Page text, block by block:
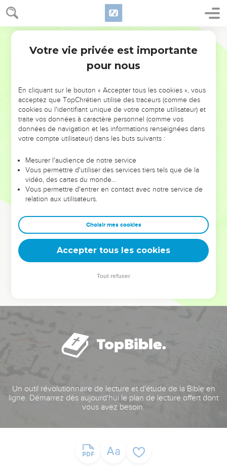
NE MANQUEZ PAS L’ÉVÉNEMENT
DE L’ANNÉE !
ET SI LEURS ERREURS POUVAIENT VOUS ÉVITER LES
VOTRES ?
leur foi ou leur vision. Mais on voit moins les doutes, les erreurs
et les saisons difficiles qu'ils ont traversés, alors même que ce
sont elles qui les ont façonnés.
Dans cette conférence, leaders, entrepreneurs, et responsables
clés pour avancer avec plus de sagesse afin que leurs erreurs
deviennent vos tremplins. Que vous guidiez un ministère, une
équipe, un groupe ou une famille, leur expérience est faite
Un outil révolutionnaire de lecture et d'étude de la Bible en
ligne. Démarrez dès aujourd'hui le plan de lecture offert dont
vous avez besoin.
Votre vie privée est importante
pour nous
En cliquant sur le bouton « Accepter tous les cookies », vous
acceptez que TopChrétien utilise des traceurs (comme des
cookies ou l'identifiant unique de votre compte utilisateur) et
traite vos données à caractère personnel (comme vos
données de navigation et les informations renseignées dans
votre compte utilisateur) dans les buts suivants :
Mesurer l'audience de notre service
Vous permettre d'utiliser des services tiers tels que de la
vidéo, des cartes du monde…
Vous permettre d'entrer en contact avec notre service de
relation aux utilisateurs.
Choisir mes cookies
Accepter tous les cookies
Tout refuser